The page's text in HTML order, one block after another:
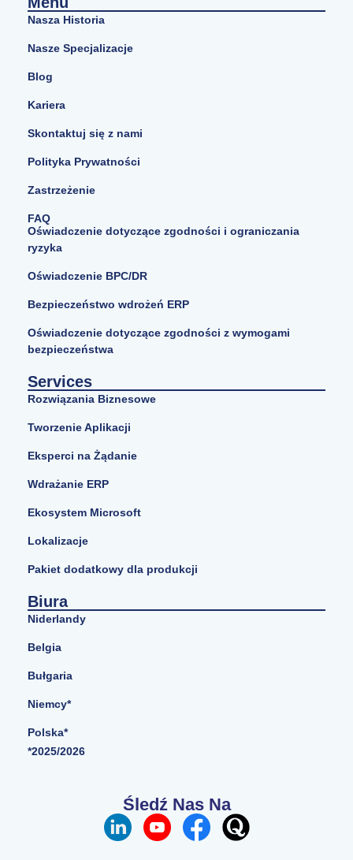
Nasza Historia
Nasze Specjalizacje
Blog
Kariera
Skontaktuj się z nami
Polityka Prywatności
Zastrzeżenie
FAQ
Oświadczenie dotyczące zgodności i ograniczania
ryzyka
Oświadczenie BPC/DR
Bezpieczeństwo wdrożeń ERP
Oświadczenie dotyczące zgodności z wymogami
bezpieczeństwa
Services
Rozwiązania Biznesowe
Tworzenie Aplikacji
Eksperci na Żądanie
Wdrażanie ERP
Ekosystem Microsoft
Lokalizacje
Pakiet dodatkowy dla produkcji
Biura
Niderlandy
Belgia
Bułgaria
Niemcy*
Polska*
*2025/2026
Śledź Nas Na